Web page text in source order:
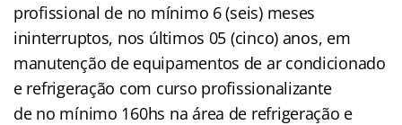
profissional de no mínimo 6 (seis) meses
ininterruptos, nos últimos 05 (cinco) anos, em
manutenção de equipamentos de ar condicionado
e refrigeração com curso profissionalizante
de no mínimo 160hs na área de refrigeração e